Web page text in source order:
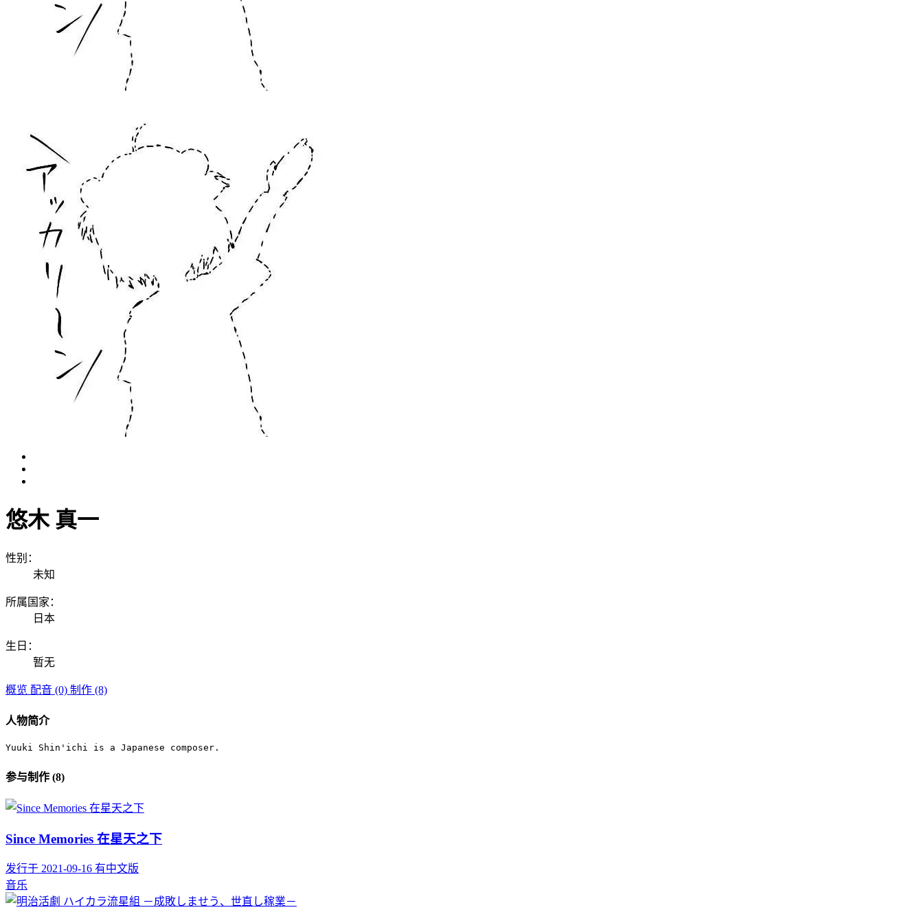
悠木 真一
性别：
未知
所属国家：
日本
生日：
暂无
概览 配音 (0) 制作 (8)
人物简介
Yuuki Shin'ichi is a Japanese composer.
参与制作 (8)
Since Memories 在星天之下
发行于 2021-09-16 有中文版
音乐